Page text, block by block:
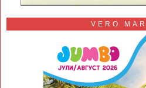
VERO